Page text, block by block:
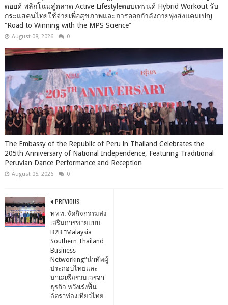
ดอยด์ พลิกโฉมสู่ตลาด Active Lifestyleตอบเทรนด์ Hybrid Workout รับ
กระแสคนไทยใช้จ่ายเพื่อสุขภาพและการออกกำลังกายพุ่งส่งแคมเปญ
“Road to Winning with the MPS Science”
August 08, 2026 0
The Embassy of the Republic of Peru in Thailand Celebrates the
205th Anniversary of National Independence, Featuring Traditional
Peruvian Dance Performance and Reception
August 05, 2026 0
PREVIOUS
ททท. จัดกิจกรรมส่ง
เสริมการขายแบบ
B2B “Malaysia
Southern Thailand
Business
Networking”นำทัพผู้
ประกอบไทยและ
มาเลเซียร่วมเจรจา
ธุรกิจ หวังเร่งฟื้น
อัตราท่องเที่ยวไทย